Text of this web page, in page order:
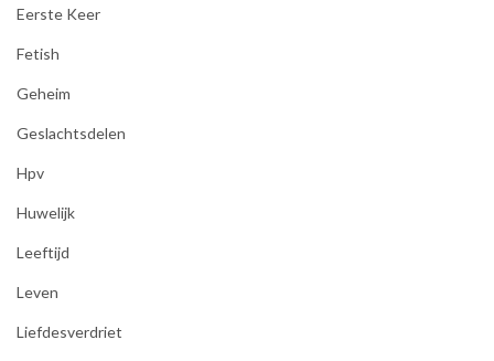
Eerste Keer
Fetish
Geheim
Geslachtsdelen
Hpv
Huwelijk
Leeftijd
Leven
Liefdesverdriet